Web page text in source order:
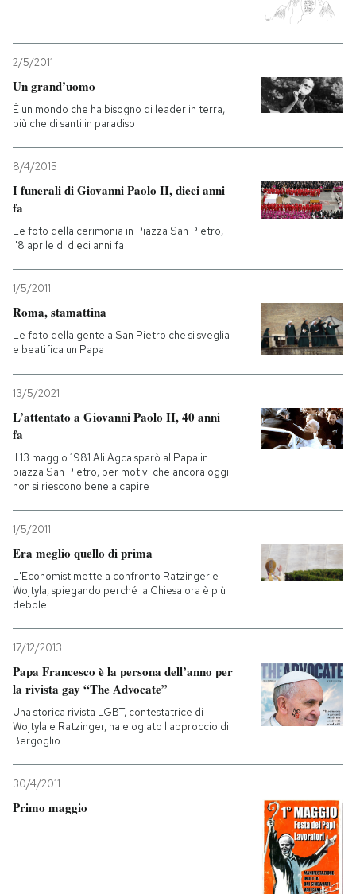
2/5/2011
Un grand’uomo
È un mondo che ha bisogno di leader in terra,
più che di santi in paradiso
8/4/2015
I funerali di Giovanni Paolo II, dieci anni
fa
Le foto della cerimonia in Piazza San Pietro,
l'8 aprile di dieci anni fa
1/5/2011
Roma, stamattina
Le foto della gente a San Pietro che si sveglia
e beatifica un Papa
13/5/2021
L’attentato a Giovanni Paolo II, 40 anni
fa
Il 13 maggio 1981 Ali Agca sparò al Papa in
piazza San Pietro, per motivi che ancora oggi
non si riescono bene a capire
1/5/2011
Era meglio quello di prima
L'Economist mette a confronto Ratzinger e
Wojtyla, spiegando perché la Chiesa ora è più
debole
17/12/2013
Papa Francesco è la persona dell’anno per
la rivista gay “The Advocate”
Una storica rivista LGBT, contestatrice di
Wojtyla e Ratzinger, ha elogiato l'approccio di
Bergoglio
30/4/2011
Primo maggio